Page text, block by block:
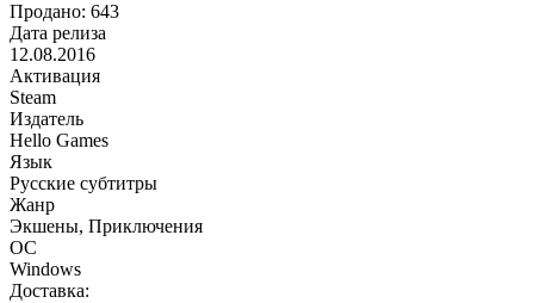
Продано: 643
Дата релиза
12.08.2016
Активация
Steam
Издатель
Hello Games
Язык
Русские субтитры
Жанр
Экшены, Приключения
ОС
Windows
Доставка: